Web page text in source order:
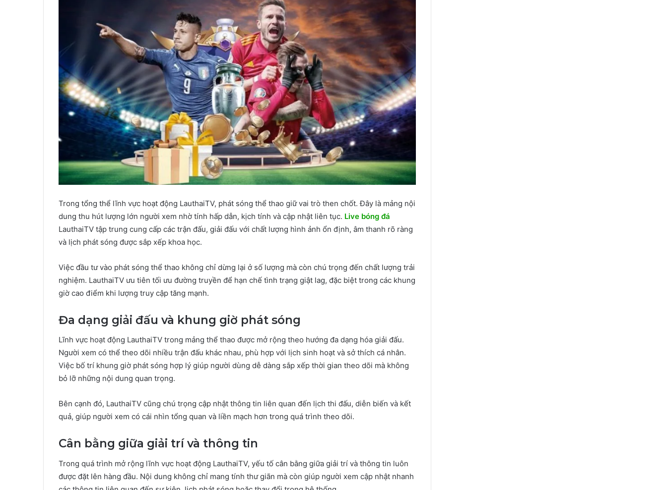
Trong tổng thể lĩnh vực hoạt động LauthaiTV, phát sóng thể thao giữ vai trò then chốt. Đây là mảng nội
dung thu hút lượng lớn người xem nhờ tính hấp dẫn, kịch tính và cập nhật liên tục. Live bóng đá
LauthaiTV tập trung cung cấp các trận đấu, giải đấu với chất lượng hình ảnh ổn định, âm thanh rõ ràng
và lịch phát sóng được sắp xếp khoa học.
Việc đầu tư vào phát sóng thể thao không chỉ dừng lại ở số lượng mà còn chú trọng đến chất lượng trải
nghiệm. LauthaiTV ưu tiên tối ưu đường truyền để hạn chế tình trạng giật lag, đặc biệt trong các khung
giờ cao điểm khi lượng truy cập tăng mạnh.
Đa dạng giải đấu và khung giờ phát sóng
Lĩnh vực hoạt động LauthaiTV trong mảng thể thao được mở rộng theo hướng đa dạng hóa giải đấu.
Người xem có thể theo dõi nhiều trận đấu khác nhau, phù hợp với lịch sinh hoạt và sở thích cá nhân.
Việc bố trí khung giờ phát sóng hợp lý giúp người dùng dễ dàng sắp xếp thời gian theo dõi mà không
bỏ lỡ những nội dung quan trọng.
Bên cạnh đó, LauthaiTV cũng chú trọng cập nhật thông tin liên quan đến lịch thi đấu, diễn biến và kết
quả, giúp người xem có cái nhìn tổng quan và liền mạch hơn trong quá trình theo dõi.
Cân bằng giữa giải trí và thông tin
Trong quá trình mở rộng lĩnh vực hoạt động LauthaiTV, yếu tố cân bằng giữa giải trí và thông tin luôn
được đặt lên hàng đầu. Nội dung không chỉ mang tính thư giãn mà còn giúp người xem cập nhật nhanh